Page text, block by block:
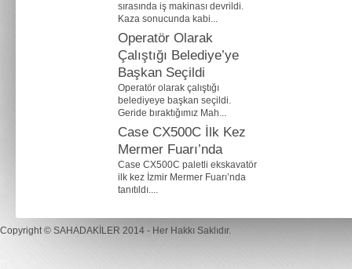
sırasında iş makinası devrildi.
Kaza sonucunda kabi...
Operatör Olarak
Çalıştığı Belediye’ye
Başkan Seçildi
Operatör olarak çalıştığı
belediyeye başkan seçildi.
Geride bıraktığımız Mah...
Case CX500C İlk Kez
Mermer Fuarı’nda
Case CX500C paletli ekskavatör
ilk kez İzmir Mermer Fuarı’nda
tanıtıldı....
Copyright © SAHADAKİLER 2014 - Her Hakkı Saklıdır.